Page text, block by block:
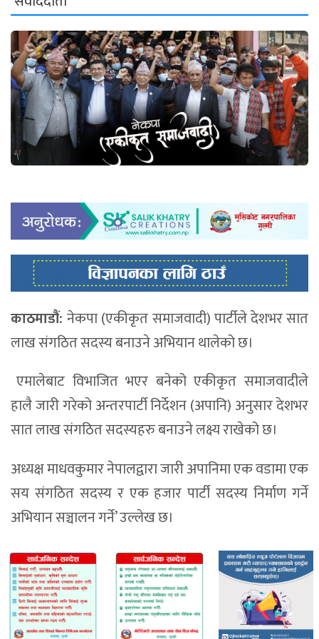
काठमाडौं:नेकपा (एकीकृत समाजवादी) पार्टीले देशभर सात
लाख संगठित सदस्य बनाउने अभियान थालेको छ।
एमालेबाट विभाजित भएर बनेको एकीकृत समाजवादीले
हालै जारी गरेको अन्तरपार्टी निर्देशन (अपानि) अनुसार देशभर
सात लाख संगठित सदस्यहरु बनाउने लक्ष्य राखेको छ।
अध्यक्ष माधवकुमार नेपालद्वारा जारी अपानिमा एक वडामा एक
सय संगठित सदस्य र एक हजार पार्टी सदस्य निर्माण गर्ने
अभियान सञ्चालन गर्ने’ उल्लेख छ।